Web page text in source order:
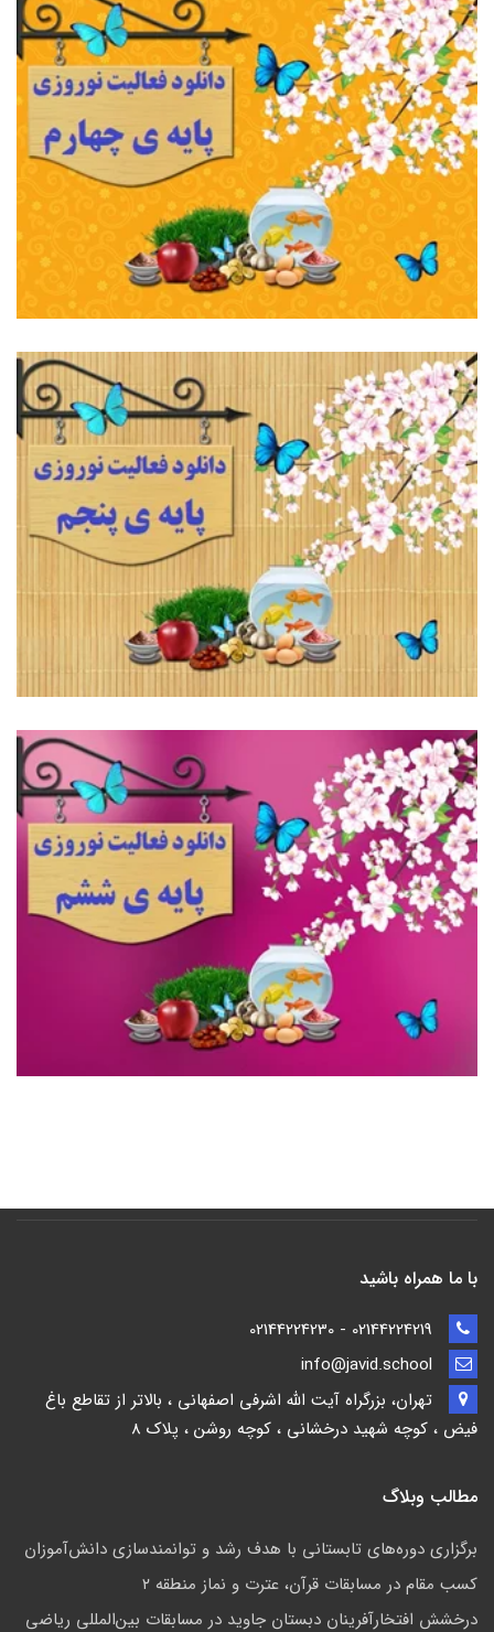
با ما همراه باشید
تهران، بزرگراه آیت الله اشرفی اصفهانی ، بالاتر از تقاطع باغ
فیض ، کوچه شهید درخشانی ، کوچه روشن ، پلاک 8
مطالب وبلاگ
برگزاری دوره‌های تابستانی با هدف رشد و توانمندسازی دانش‌آموزان
کسب مقام در مسابقات قرآن، عترت و نماز منطقه ۲
درخشش افتخارآفرینان دبستان جاوید در مسابقات بین‌المللی ریاضی